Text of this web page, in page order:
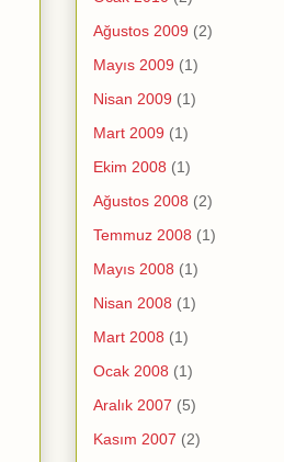
Ağustos 2009 (2)
Mayıs 2009 (1)
Nisan 2009 (1)
Mart 2009 (1)
Ekim 2008 (1)
Ağustos 2008 (2)
Temmuz 2008 (1)
Mayıs 2008 (1)
Nisan 2008 (1)
Mart 2008 (1)
Ocak 2008 (1)
Aralık 2007 (5)
Kasım 2007 (2)